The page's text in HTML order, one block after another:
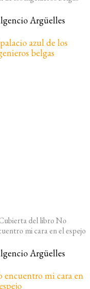
Argüelles
azul de los
belgas
Argüelles
encuentro mi cara en